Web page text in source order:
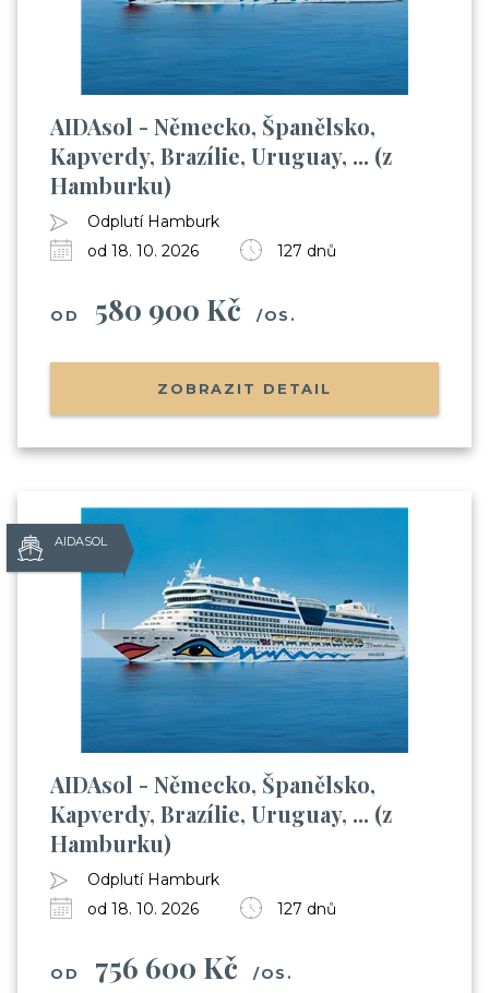
AIDAsol - Německo, Španělsko,
Kapverdy, Brazílie, Uruguay, ... (z
Hamburku)
Odplutí Hamburk
od 18. 10. 2026
127 dnů
OD 580 900 Kč /OS.
ZOBRAZIT DETAIL
AIDASOL
AIDAsol - Německo, Španělsko,
Kapverdy, Brazílie, Uruguay, ... (z
Hamburku)
Odplutí Hamburk
od 18. 10. 2026
127 dnů
OD 756 600 Kč /OS.